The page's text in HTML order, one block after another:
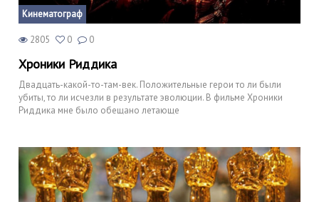
Кинематограф
2805 0 0
Хроники Риддика
Двадцать-какой-то-там-век. Положительные герои то ли были
убиты, то ли исчезли в результате эволюции. В фильме Хроники
Риддика мне было обещано летающе